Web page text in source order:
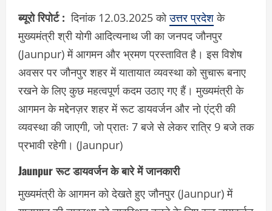
ब्यूरो रिपोर्ट :दिनांक 12.03.2025 कोउत्तर प्रदेशके
मुख्यमंत्री श्री योगी आदित्यनाथ जी का जनपद जौनपुर
(Jaunpur) में आगमन और भ्रमण प्रस्तावित है। इस विशेष
अवसर पर जौनपुर शहर में यातायात व्यवस्था को सुचारू बनाए
रखने के लिए कुछ महत्वपूर्ण कदम उठाए गए हैं। मुख्यमंत्री के
आगमन के मद्देनज़र शहर में रूट डायवर्जन और नो एंट्री की
व्यवस्था की जाएगी, जो प्रातः 7 बजे से लेकर रात्रि 9 बजे तक
प्रभावी रहेगी। (Jaunpur)
Jaunpur रूट डायवर्जन के बारे में जानकारी
मुख्यमंत्री के आगमन को देखते हुए जौनपुर (Jaunpur) में